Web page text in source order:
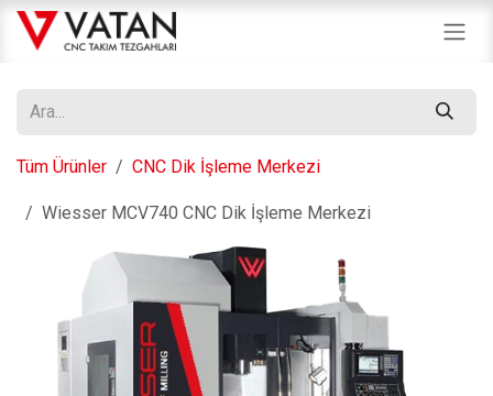
İçereği Atla
Tüm Ürünler CNC Dik İşleme Merkezi
Wiesser MCV740 CNC Dik İşleme Merkezi